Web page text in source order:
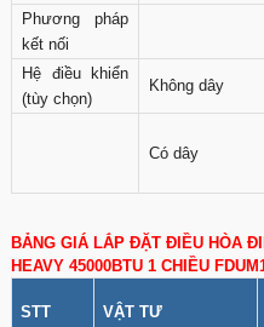
Phương pháp
kết nối
Hệ điều khiển
(tùy chọn)
Không dây
Có dây
BẢNG GIÁ LẮP ĐẶT ĐIỀU HÒA
HEAVY 45000BTU 1 CHIỀU
STT VẬT TƯ